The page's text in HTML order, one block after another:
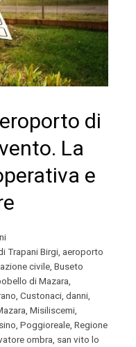
di
La
e
Trapani Birgi aeroporto
civile Buseto
di Mazara
Custonaci danni
Misiliscemi
Poggioreale Regione
ombra san vito lo